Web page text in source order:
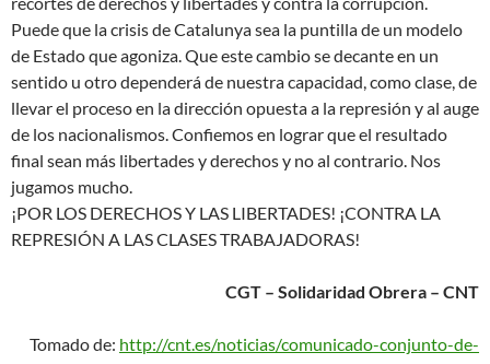
Puede que la crisis de Catalunya sea la puntilla de un modelo
de Estado que agoniza. Que este cambio se decante en un
sentido u otro dependerá de nuestra capacidad, como clase, de
llevar el proceso en la dirección opuesta a la represión y al auge
de los nacionalismos. Confiemos en lograr que el resultado
final sean más libertades y derechos y no al contrario. Nos
jugamos mucho.
¡POR LOS DERECHOS Y LAS LIBERTADES! ¡CONTRA LA
REPRESIÓN A LAS CLASES TRABAJADORAS!
CGT – Solidaridad Obrera – CNT
Tomado de: http://cnt.es/noticias/comunicado-conjunto-de-